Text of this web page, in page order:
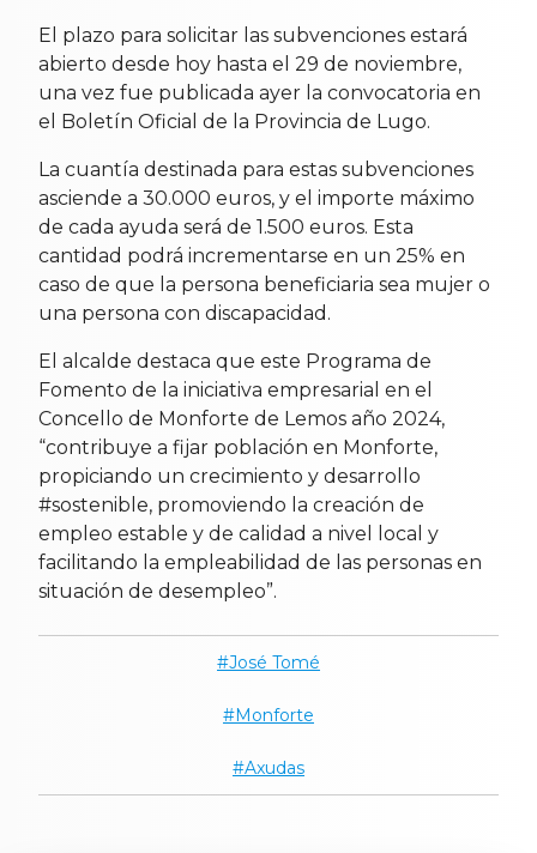
El plazo para solicitar las subvenciones estará
abierto desde hoy hasta el 29 de noviembre,
una vez fue publicada ayer la convocatoria en
el Boletín Oficial de la Provincia de Lugo.
La cuantía destinada para estas subvenciones
asciende a 30.000 euros, y el importe máximo
de cada ayuda será de 1.500 euros. Esta
cantidad podrá incrementarse en un 25% en
caso de que la persona beneficiaria sea mujer o
una persona con discapacidad.
El alcalde destaca que este Programa de
Fomento de la iniciativa empresarial en el
Concello de Monforte de Lemos año 2024,
“contribuye a fijar población en Monforte,
propiciando un crecimiento y desarrollo
#sostenible, promoviendo la creación de
empleo estable y de calidad a nivel local y
facilitando la empleabilidad de las personas en
situación de desempleo”.
José Tomé
Monforte
Axudas